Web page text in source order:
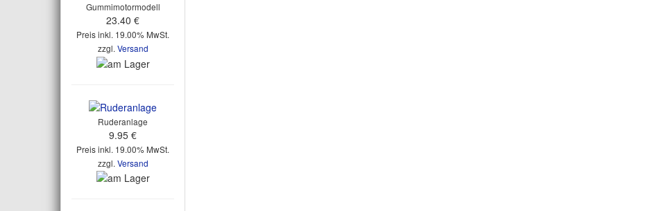
Gummimotormodell
23.40 €
Preis inkl. 19.00% MwSt.
zzgl. Versand
Ruderanlage
9.95 €
Preis inkl. 19.00% MwSt.
zzgl. Versand